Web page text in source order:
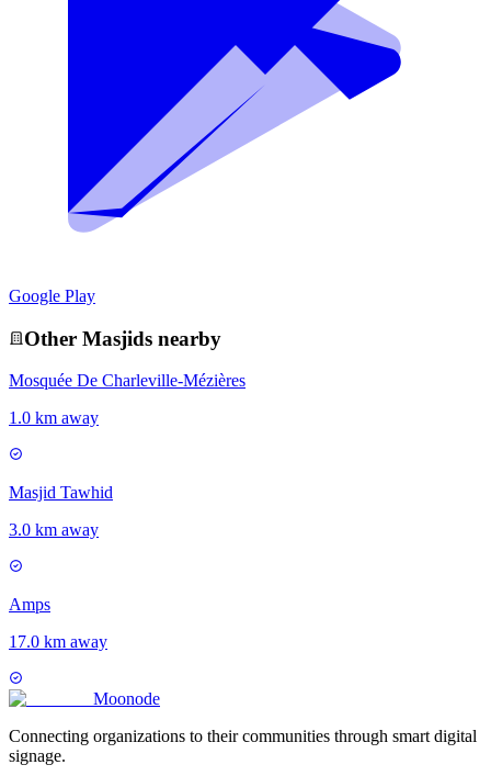
Google Play
Other Masjids nearby
Mosquée De Charleville-Mézières
1.0 km away
Masjid Tawhid
3.0 km away
Amps
17.0 km away
Moonode
Connecting organizations to their communities through smart digital
signage.